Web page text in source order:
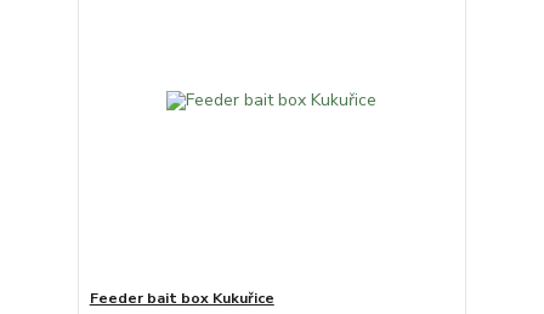
Feeder bait box Kukuřice